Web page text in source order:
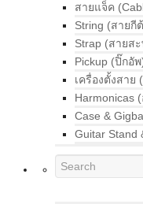
สายแจ็ค
String (สายกี
Strap (สายส
Pickup (ปิ๊กอัพ
เครื่องตั้งสาย
Harmonicas
Case &
Guitar